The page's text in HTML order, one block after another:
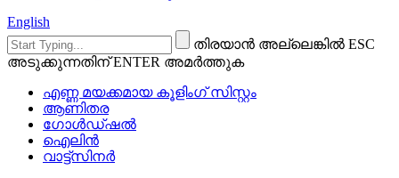
English
തിരയാൻ അല്ലെങ്കിൽ ESC
അടുക്കുന്നതിന് ENTER അമർത്തുക
എണ്ണ മയക്കമായ കൂളിംഗ് സിസ്റ്റം
ആണിതര
ഗോൾഡ്ഷൽ
ഐലിൻ
വാട്ട്സിനർ